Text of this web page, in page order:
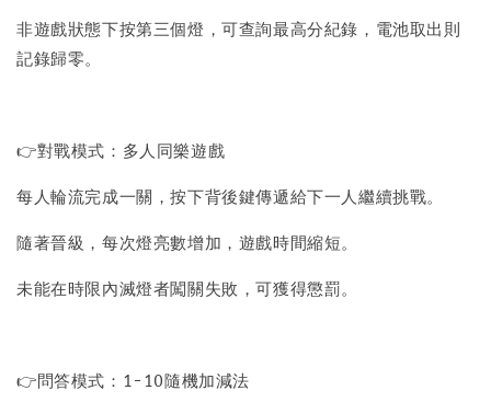
非遊戲狀態下按第三個燈，可查詢最高分紀錄，電池取出則
記錄歸零。
👉對戰模式：多人同樂遊戲
每人輪流完成一關，按下背後鍵傳遞給下一人繼續挑戰。
隨著晉級，每次燈亮數增加，遊戲時間縮短。
未能在時限內滅燈者闖關失敗，可獲得懲罰。
👉問答模式：1-10隨機加減法